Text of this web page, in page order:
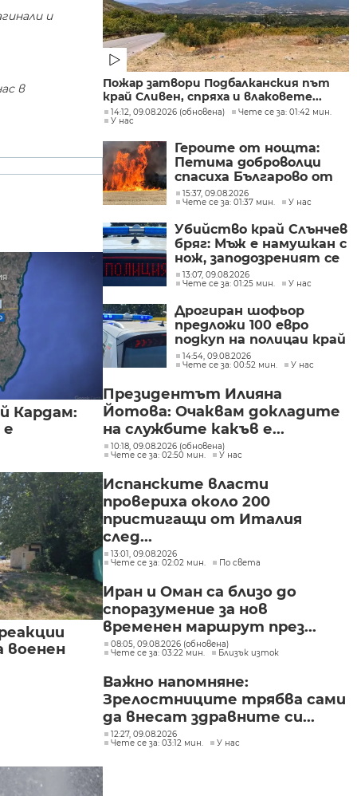
и
в
Кардам:
е
военен
Пожар затвори Подбалканския път
край Сливен, спряха и влаковете...
14:12, 09.08.2026 (обновена)
Чете се за: 01:42 мин.
У нас
Героите от нощта:
Петима доброволци
спасиха Българово от
огнен капан
15:37, 09.08.2026
Чете се за: 01:37 мин.
У нас
Убийство край Слънчев
бряг: Мъж е намушкан с
нож, заподозреният се
опитал да избяга
13:07, 09.08.2026
Чете се за: 01:25 мин.
У нас
Дрогиран шофьор
предложи 100 евро
подкуп на полицаи край
Поморие
14:54, 09.08.2026
Чете се за: 00:52 мин.
У нас
Президентът Илияна
Йотова: Очаквам докладите
на службите какъв е...
10:18, 09.08.2026 (обновена)
Чете се за: 02:50 мин.
У нас
Испанските власти
провериха около 200
пристигащи от Италия
след...
13:01, 09.08.2026
Чете се за: 02:02 мин.
По света
Иран и Оман са близо до
споразумение за нов
временен маршрут през...
08:05, 09.08.2026 (обновена)
Чете се за: 03:22 мин.
Близък изток
Важно напомняне:
Зрелостниците трябва сами
да внесат здравните си...
12:27, 09.08.2026
Чете се за: 03:12 мин.
У нас